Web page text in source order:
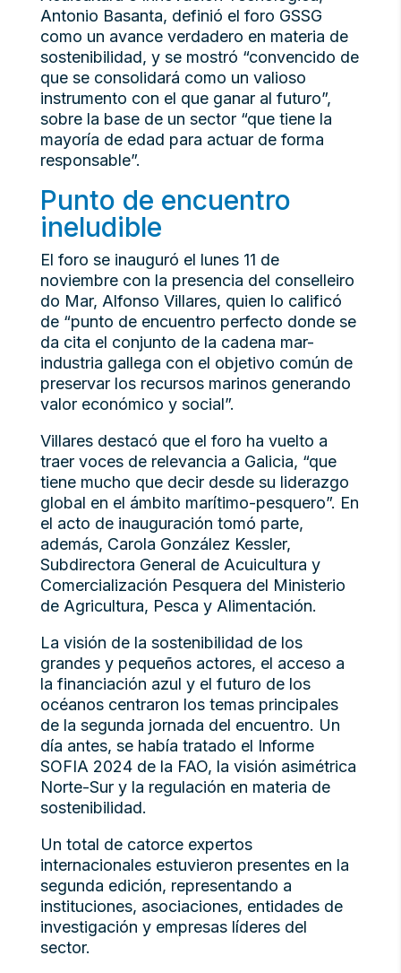
Antonio Basanta, definió el foro GSSG
como un avance verdadero en materia de
sostenibilidad, y se mostró “convencido de
que se consolidará como un valioso
instrumento con el que ganar al futuro”,
sobre la base de un sector “que tiene la
mayoría de edad para actuar de forma
responsable”.
Punto de encuentro
ineludible
El foro se inauguró el lunes 11 de
noviembre con la presencia del conselleiro
do Mar, Alfonso Villares, quien lo calificó
de “punto de encuentro perfecto donde se
da cita el conjunto de la cadena mar-
industria gallega con el objetivo común de
preservar los recursos marinos generando
valor económico y social”.
Villares destacó que el foro ha vuelto a
traer voces de relevancia a Galicia, “que
tiene mucho que decir desde su liderazgo
global en el ámbito marítimo-pesquero”. En
el acto de inauguración tomó parte,
además, Carola González Kessler,
Subdirectora General de Acuicultura y
Comercialización Pesquera del Ministerio
de Agricultura, Pesca y Alimentación.
La visión de la sostenibilidad de los
grandes y pequeños actores, el acceso a
la financiación azul y el futuro de los
océanos centraron los temas principales
de la segunda jornada del encuentro. Un
día antes, se había tratado el Informe
SOFIA 2024 de la FAO, la visión asimétrica
Norte-Sur y la regulación en materia de
sostenibilidad.
Un total de catorce expertos
internacionales estuvieron presentes en la
segunda edición, representando a
instituciones, asociaciones, entidades de
investigación y empresas líderes del
sector.